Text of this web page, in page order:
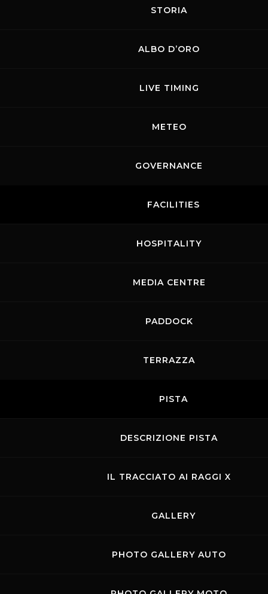
STORIA
ALBO D’ORO
LIVE TIMING
METEO
GOVERNANCE
FACILITIES
HOSPITALITY
MEDIA CENTRE
PADDOCK
TERRAZZA
PISTA
DESCRIZIONE PISTA
IL TRACCIATO AI RAGGI X
GALLERY
PHOTO GALLERY AUTO
pubblico uno spettacolo indimenticabile!
SCARICA IL PROGRAMMA COMPLETO
Privacy
Accessibilità
0558499111- All Rights Reserved | Web project byPolimedia - Siti che